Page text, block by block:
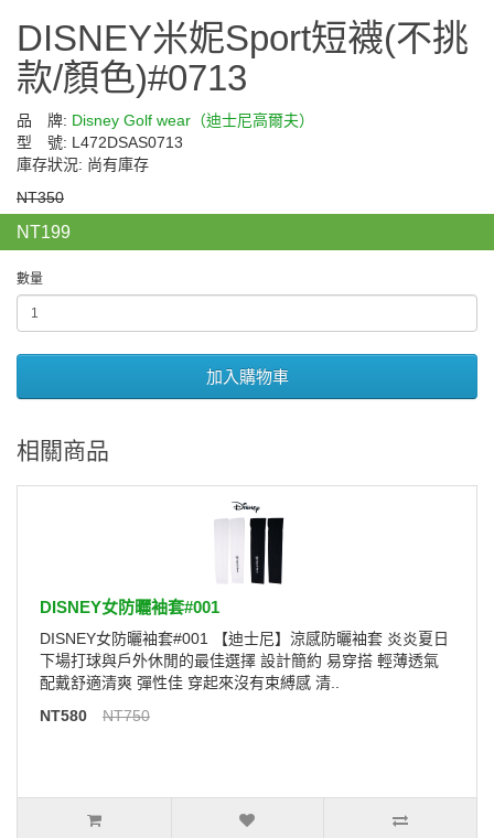
DISNEY米妮Sport短襪(不挑
款/顏色)#0713
品 牌: Disney Golf wear（迪士尼高爾夫）
型 號: L472DSAS0713
庫存狀況: 尚有庫存
NT350
NT199
數量
加入購物車
相關商品
DISNEY女防曬袖套#001
DISNEY女防曬袖套#001 【迪士尼】涼感防曬袖套 炎炎夏日
下場打球與戶外休閒的最佳選擇 設計簡約 易穿搭 輕薄透氣
配戴舒適清爽 彈性佳 穿起來沒有束縛感 清..
NT580
NT750